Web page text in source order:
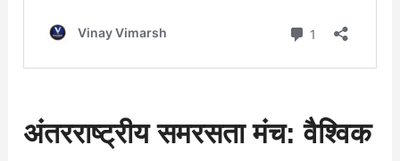
अंतरराष्ट्रीय समरसता मंच: वैश्विक